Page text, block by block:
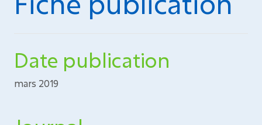
Date publication
mars 2019